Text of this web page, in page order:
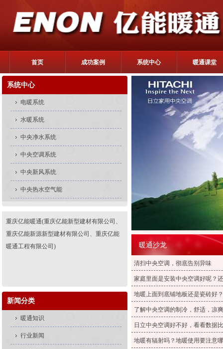
首页 成功案例 系统中心 暖通课堂
系统中心
电暖系统
水暖系统
中央净水系统
中央空调系统
中央新风系统
中央热水空气能
重庆亿能暖通(重庆亿能新型建材有限公司、
重庆亿能新源新型建材有限公司、重庆亿能
暖通工程有限公司)
新闻分类
暖通知识
行业新闻
暖通沙龙
清扫中央空调，彻底告别异味
家庭里面是安装中央空调好呢？
地暖上面到底铺地板还是瓷砖好？
了解中央空调的制冷，舒适，凉
日立中央空调好不好，看看数据
地暖有辐射吗？地暖使用要注意